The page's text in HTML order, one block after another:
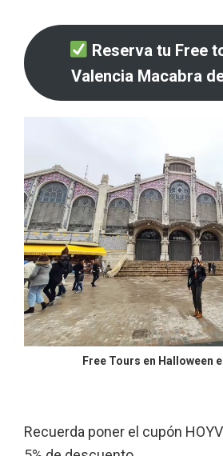
Reserva tu Free
Valencia Macabra
Free Tours en Halloween
Recuerda poner el cupón